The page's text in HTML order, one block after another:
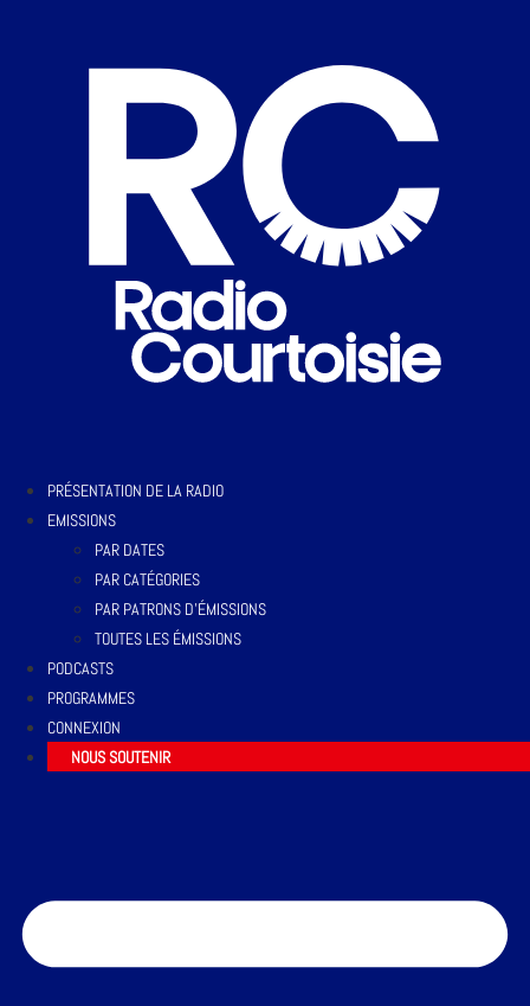
PRÉSENTATION DE LA RADIO
EMISSIONS
PAR DATES
PAR CATÉGORIES
PAR PATRONS D’ÉMISSIONS
TOUTES LES ÉMISSIONS
PODCASTS
PROGRAMMES
CONNEXION
NOUS SOUTENIR